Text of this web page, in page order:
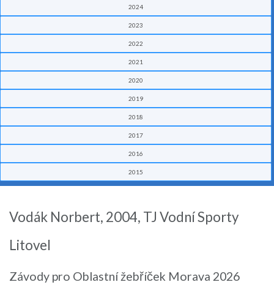
2024
2023
2022
2021
2020
2019
2018
2017
2016
2015
Vodák Norbert, 2004, TJ Vodní Sporty
Litovel
Závody pro Oblastní žebříček Morava 2026